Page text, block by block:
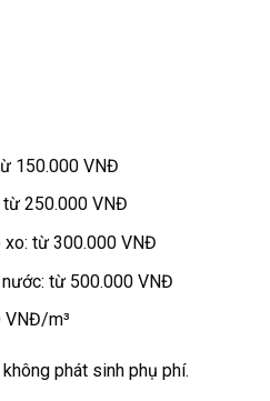
150.000 VNĐ
từ 250.000 VNĐ
xo: từ 300.000 VNĐ
từ 500.000 VNĐ
VNĐ/m³
phát sinh phụ phí.